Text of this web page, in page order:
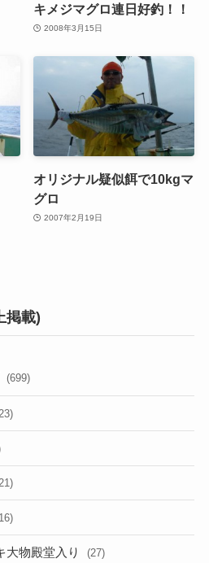
キメジマグロ連日好釣！！
2008年3月15日
オリジナル疑似餌で10kgマ
グロ
2007年2月19日
掲載)
(699)
大物殿堂入り (27)